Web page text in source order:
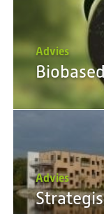
Advies
Advies